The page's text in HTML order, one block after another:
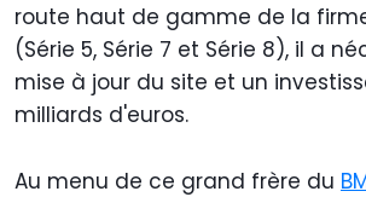
route haut de gamme de la
(Série 5, Série 7 et Série 8), il a
mise à jour du site et un
milliards d'euros.
Au menu de ce grand frère du